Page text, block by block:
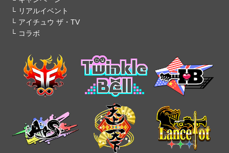
リアルイベント
アイチュウ ザ・TV
コラボ